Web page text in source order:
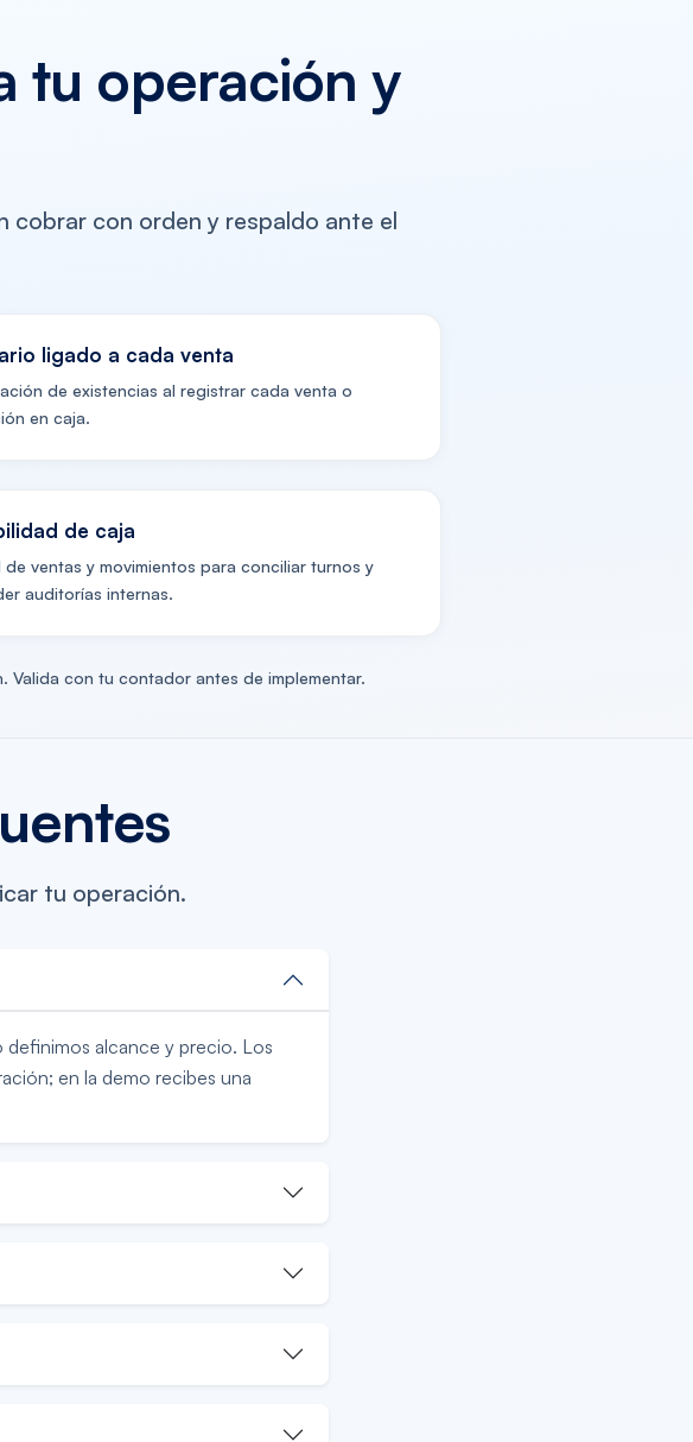
tu operación y
cobrar con orden y respaldo ante el
ligado a cada venta
de existencias al registrar cada venta o
en caja.
de caja
de ventas y movimientos para conciliar turnos y
auditorías internas.
con tu contador antes de implementar.
tu operación.
definimos alcance y precio. Los
en la demo recibes una